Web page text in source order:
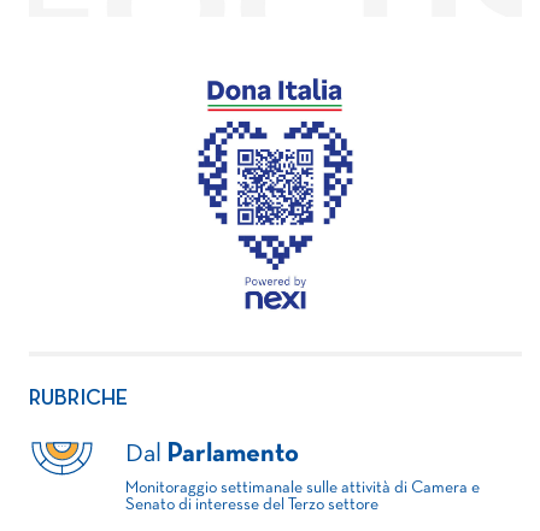
RUBRICHE
Dal Parlamento
Monitoraggio settimanale sulle attività di Camera e
Senato di interesse del Terzo settore